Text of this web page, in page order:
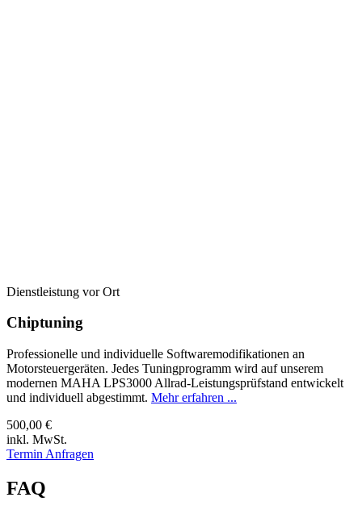
Dienstleistung vor Ort
Chiptuning
Professionelle und individuelle Softwaremodifikationen an
Motorsteuergeräten. Jedes Tuningprogramm wird auf unserem
modernen MAHA LPS3000 Allrad-Leistungsprüfstand entwickelt
und individuell abgestimmt. Mehr erfahren ...
500,00 €
inkl. MwSt.
Termin Anfragen
FAQ